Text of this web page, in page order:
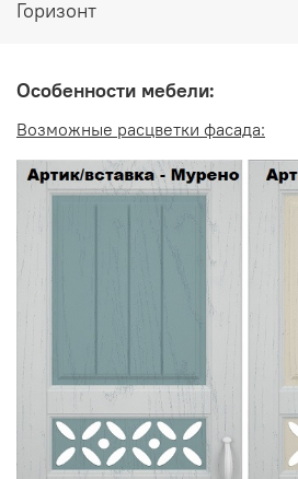
МДФ Артик/вставка - Мурено
Корпус: ЛДСП Белый
Производитель:
Горизонт
Особенности мебели:
Возможные расцветки фасада: